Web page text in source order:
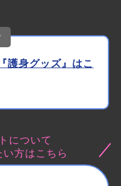
護身グッズ』はこ
について
方はこちら